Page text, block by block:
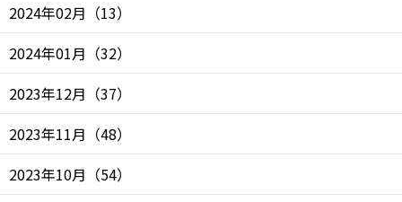
2024年02月 （13）
2024年01月 （32）
2023年12月 （37）
2023年11月 （48）
2023年10月 （54）